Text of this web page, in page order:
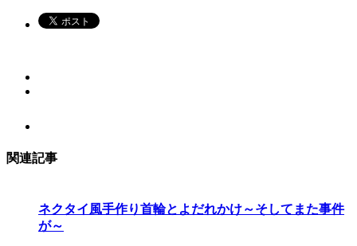
関連記事
ネクタイ風手作り首輪とよだれかけ～そしてまた事件
が～